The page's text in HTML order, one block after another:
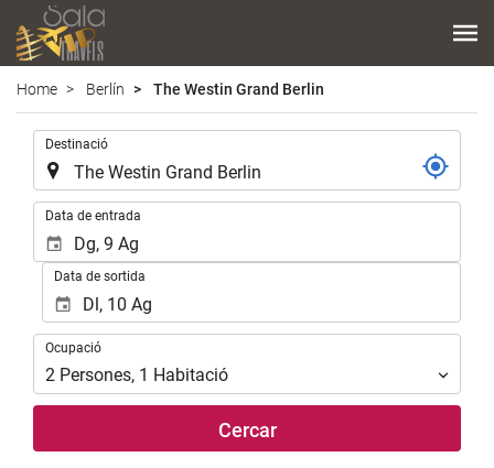
Home Berlín The Westin Grand Berlin
Destinació
Data de entrada
Data de sortida
Ocupació
Ocupació
2 Persones, 1 Habitació
Cercar